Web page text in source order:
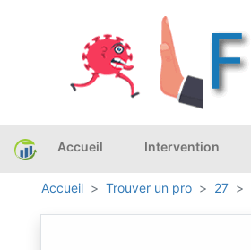
Accueil Intervention
Accueil Trouver un pro 27